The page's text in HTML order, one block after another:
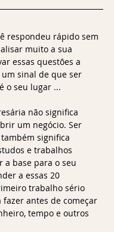
respondeu rápido sem
muito a sua
essas questões a
sinal de que ser
o seu lugar ...
não significa
um negócio. Ser
significa
e trabalhos
a base para o seu
a essas 20
trabalho sério
fazer antes de começar
tempo e outros